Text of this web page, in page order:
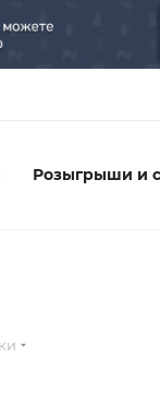
Розыгрыши и